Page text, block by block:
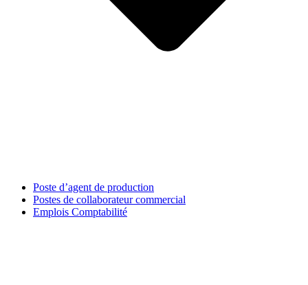
Poste d’agent de production
Postes de collaborateur commercial
Emplois Comptabilité